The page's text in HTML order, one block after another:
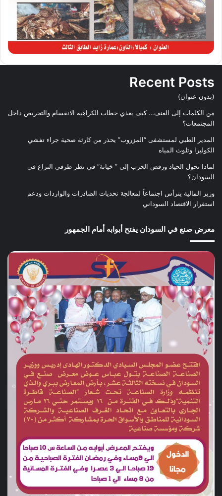
Recent Posts
(بدون عنوان)
من الكلمات إلى العنف… كيف يغذي خطاب الكراهية الانقسام والتحريض داخل
المجتمعات؟
المدير الطبي لمستشفى “المزروب” يحذر من كارثة صحية جراء تفشي
الكوليرا وتلوث المياه
لماذا تحول الحياد ورفض الحرب إلى ” خيانة” في نظر طرفي النزاع في
السودان؟
وزير المالية يترأس اجتماعاً لمعالجة تحديات الصادرات والواردات ودعم
استقرار الاقتصاد السوداني
معرض صنع في السودان يفتح أبوابه أمام الجمهور